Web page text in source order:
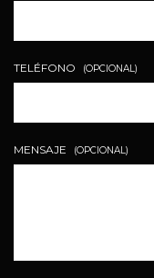
TELÉFONO (OPCIONAL)
MENSAJE (OPCIONAL)